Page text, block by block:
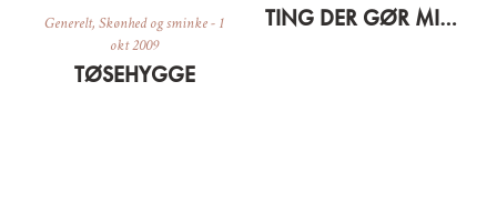
Generelt,Skønhed og sminke- 1
okt 2009
TØSEHYGGE
TING DER GØR MIG GLAD LIGE NU